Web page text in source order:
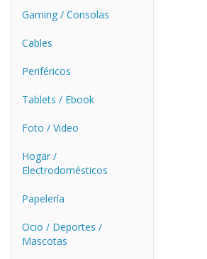
Gaming / Consolas
Cables
Periféricos
Tablets / Ebook
Foto / Video
Hogar /
Electrodomésticos
Papelería
Ocio / Deportes /
Mascotas